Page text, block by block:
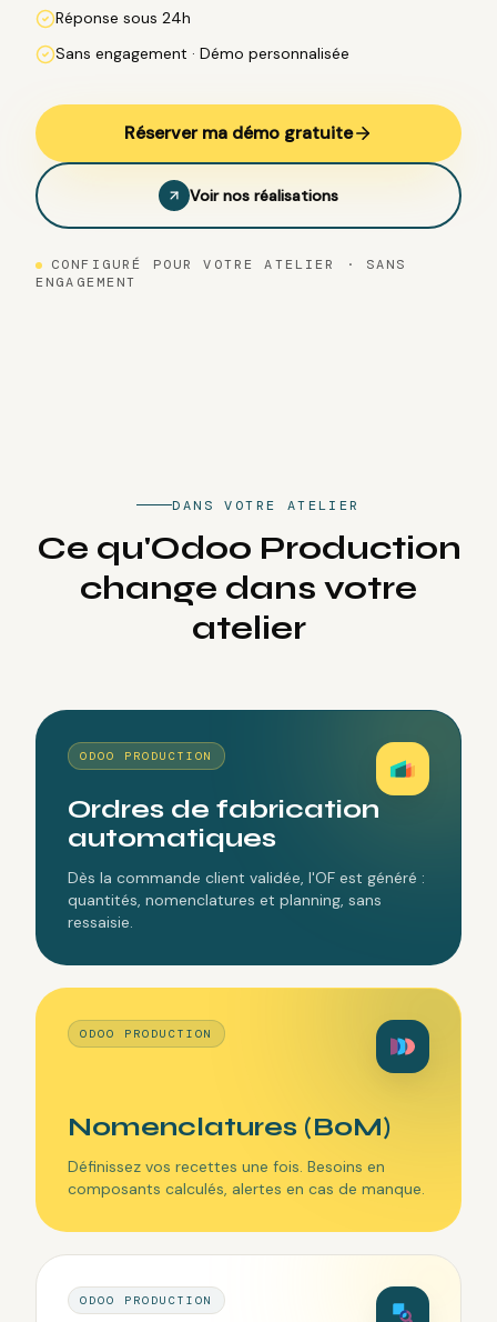
Réponse sous 24h
Sans engagement · Démo personnalisée
Réserver ma démo gratuite
Voir nos réalisations
CONFIGURÉ POUR VOTRE ATELIER · SANS
ENGAGEMENT
DANS VOTRE ATELIER
Ce qu'Odoo Production
change dans votre
atelier
ODOO PRODUCTION
Ordres de fabrication
automatiques
Dès la commande client validée, l'OF est généré :
quantités, nomenclatures et planning, sans
ressaisie.
ODOO PRODUCTION
Nomenclatures (BoM)
Définissez vos recettes une fois. Besoins en
composants calculés, alertes en cas de manque.
ODOO PRODUCTION